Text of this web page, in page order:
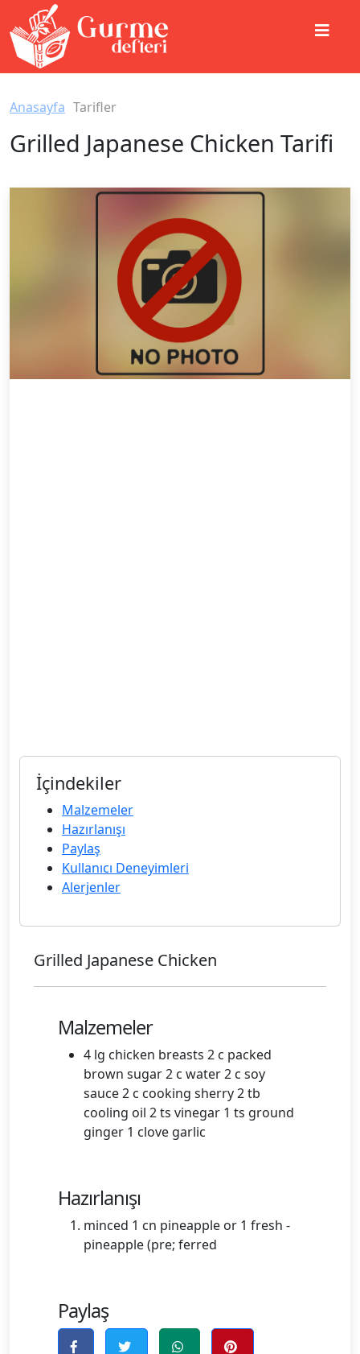
Anasayfa Tarifler
Grilled Japanese Chicken Tarifi
İçindekiler
Malzemeler
Hazırlanışı
Paylaş
Kullanıcı Deneyimleri
Alerjenler
Grilled Japanese Chicken
Malzemeler
4 lg chicken breasts 2 c packed
brown sugar 2 c water 2 c soy
sauce 2 c cooking sherry 2 tb
cooling oil 2 ts vinegar 1 ts ground
ginger 1 clove garlic
Hazırlanışı
minced 1 cn pineapple or 1 fresh -
pineapple (pre; ferred
Paylaş